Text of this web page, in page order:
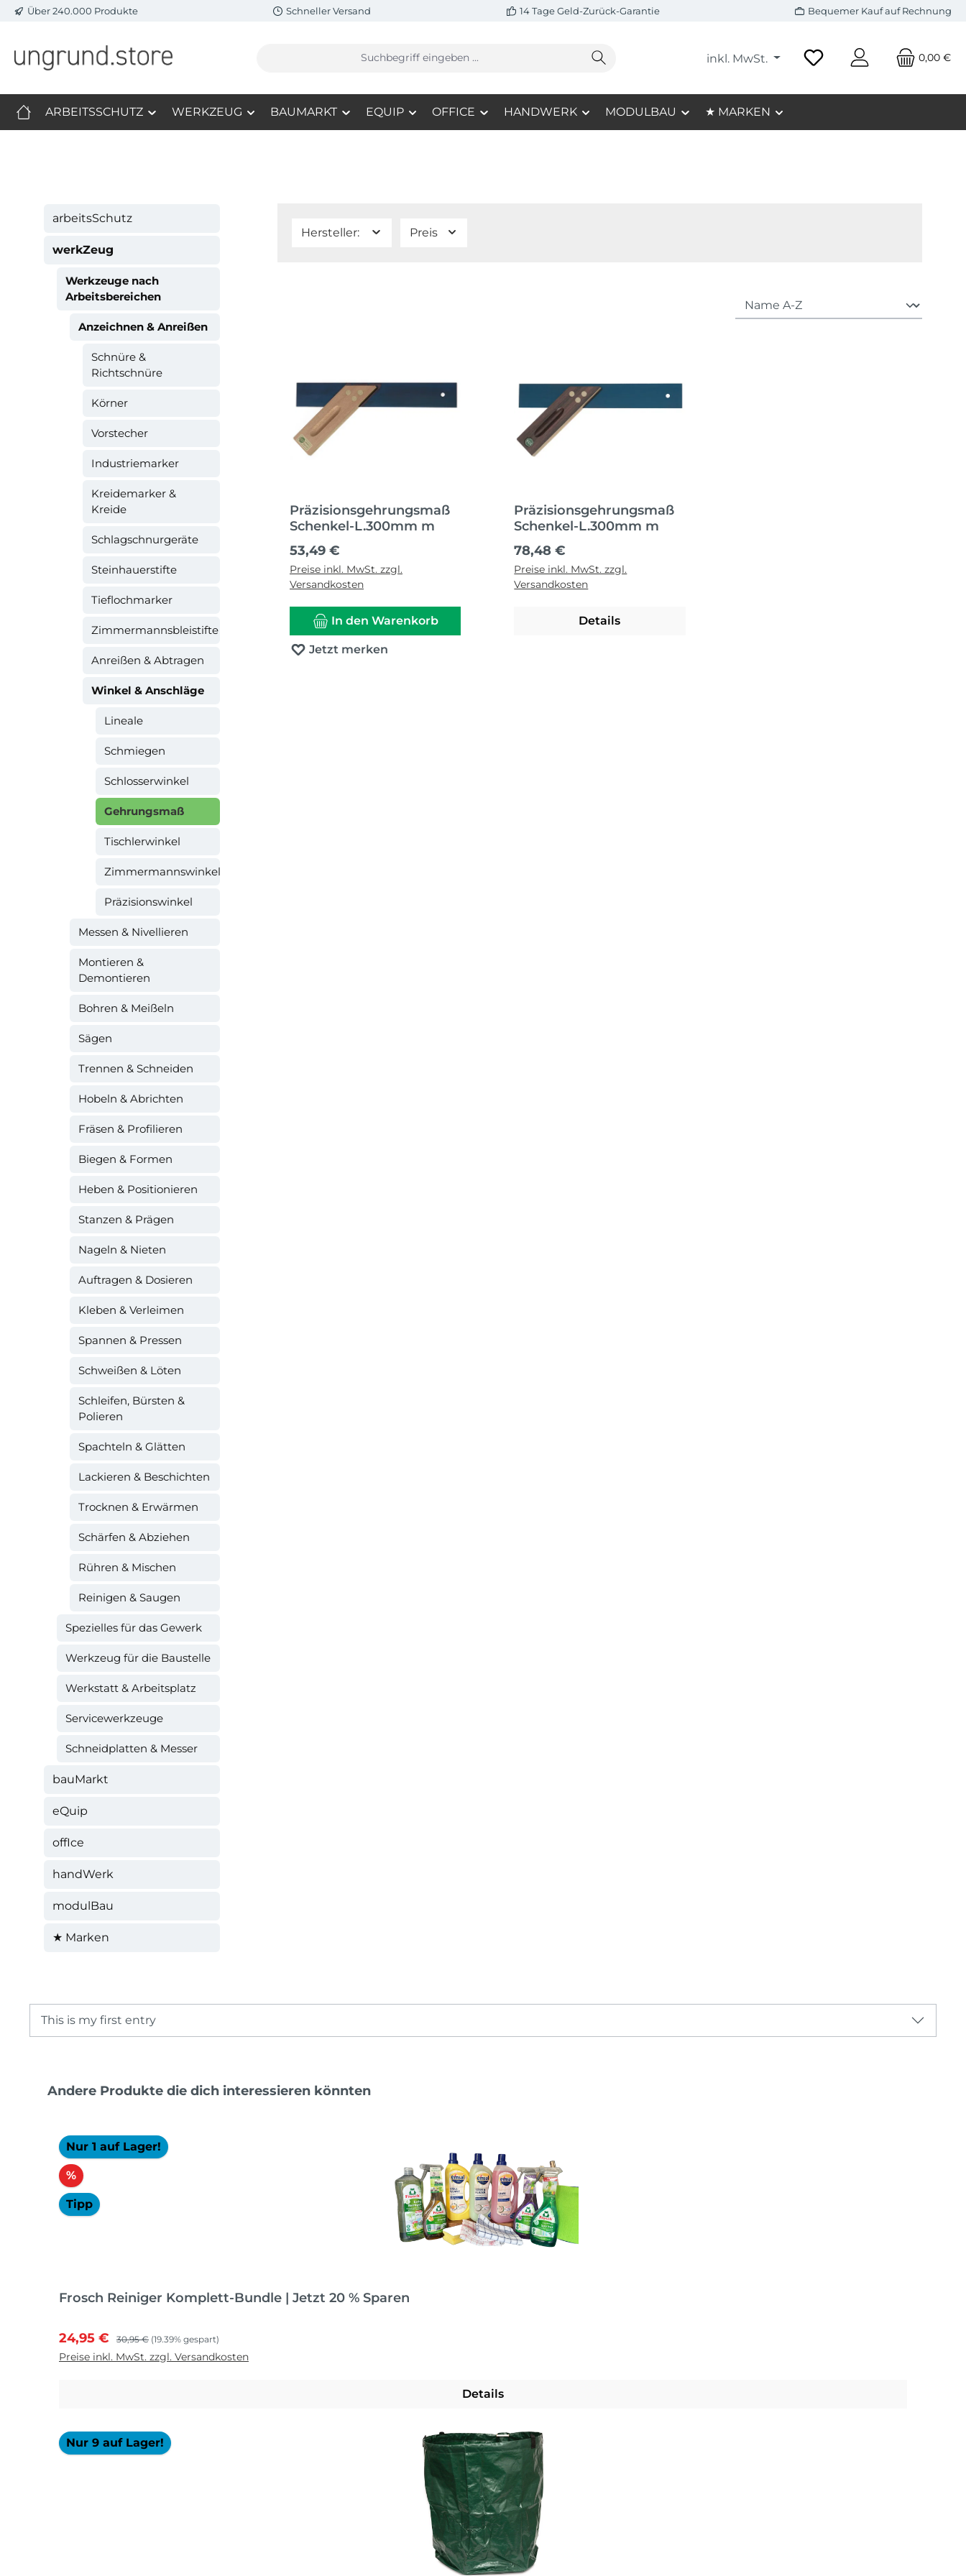
Hauptinhalt springen
Zur Suche springen
Zur Hauptnavigation springen
Über 240.000 Produkte Schneller Versand 14 Tage Geld-Zurück-Garantie Bequemer Kauf auf Rechnung
inkl. MwSt. 0,00 €
ARBEITSSCHUTZ WERKZEUG BAUMARKT EQUIP OFFICE HANDWERK MODULBAU ★ MARKEN
arbeitsSchutz
werkZeug
Werkzeuge nach
Arbeitsbereichen
Anzeichnen & Anreißen
Schnüre &
Richtschnüre
Körner
Vorstecher
Industriemarker
Kreidemarker &
Kreide
Schlagschnurgeräte
Steinhauerstifte
Tieflochmarker
Zimmermannsbleistifte
Anreißen & Abtragen
Winkel & Anschläge
Lineale
Schmiegen
Schlosserwinkel
Gehrungsmaß
Tischlerwinkel
Zimmermannswinkel
Präzisionswinkel
Messen & Nivellieren
Montieren &
Demontieren
Bohren & Meißeln
Sägen
Trennen & Schneiden
Hobeln & Abrichten
Fräsen & Profilieren
Biegen & Formen
Heben & Positionieren
Stanzen & Prägen
Nageln & Nieten
Auftragen & Dosieren
Kleben & Verleimen
Spannen & Pressen
Schweißen & Löten
Schleifen, Bürsten &
Polieren
Spachteln & Glätten
Lackieren & Beschichten
Trocknen & Erwärmen
Schärfen & Abziehen
Rühren & Mischen
Reinigen & Saugen
Spezielles für das Gewerk
Werkzeug für die Baustelle
Werkstatt & Arbeitsplatz
Servicewerkzeuge
Schneidplatten & Messer
bauMarkt
eQuip
offIce
handWerk
modulBau
★ Marken
Hersteller: Preis
Präzisionsgehrungsmaß
Schenkel-L.300mm m
Regulärer Preis:
53,49 €
Preise inkl. MwSt. zzgl.
Versandkosten
In den Warenkorb
Jetzt merken
Präzisionsgehrungsmaß
Schenkel-L.300mm m
Regulärer Preis:
78,48 €
Preise inkl. MwSt. zzgl.
Versandkosten
Details
This is my first entry
Produktgalerie überspringen
Andere Produkte die dich interessieren könnten
Nur 1 auf Lager!
%Rabatt
Tipp
Frosch Reiniger Komplett-Bundle | Jetzt 20 % Sparen
Verkaufspreis:
24,95 € Regulärer Preis:
30,95 € (19.39% gespart)
Preise inkl. MwSt. zzgl. Versandkosten
Details
Nur 9 auf Lager!